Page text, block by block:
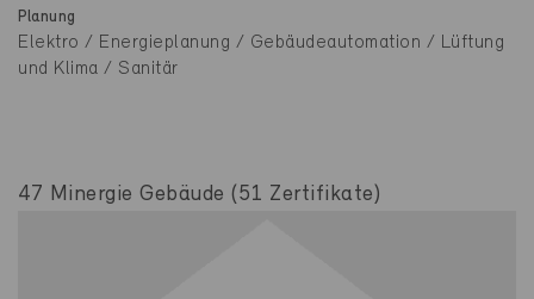
Planung
Elektro / Energieplanung / Gebäudeautomation / Lüftung
und Klima / Sanitär
47 Minergie Gebäude (51 Zertifikate)